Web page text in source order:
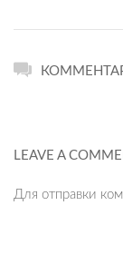
LEAVE A
Для отправки